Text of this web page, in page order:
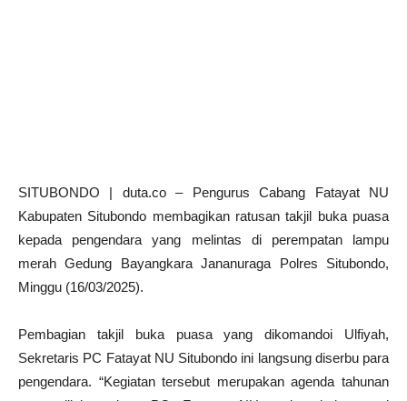
SITUBONDO | duta.co – Pengurus Cabang Fatayat NU
Kabupaten Situbondo membagikan ratusan takjil buka puasa
kepada pengendara yang melintas di perempatan lampu
merah Gedung Bayangkara Jananuraga Polres Situbondo,
Minggu (16/03/2025).
Pembagian takjil buka puasa yang dikomandoi Ulfiyah,
Sekretaris PC Fatayat NU Situbondo ini langsung diserbu para
pengendara. “Kegiatan tersebut merupakan agenda tahunan